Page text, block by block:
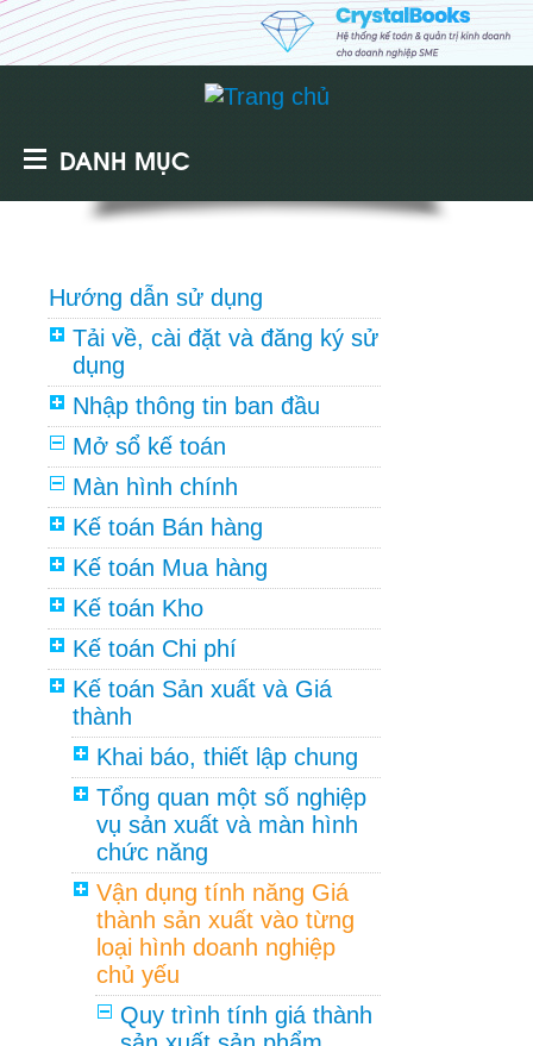
DANH MỤC
Hướng dẫn sử dụng
Tải về, cài đặt và đăng ký sử
dụng
Nhập thông tin ban đầu
Mở sổ kế toán
Màn hình chính
Kế toán Bán hàng
Kế toán Mua hàng
Kế toán Kho
Kế toán Chi phí
Kế toán Sản xuất và Giá
thành
Khai báo, thiết lập chung
Tổng quan một số nghiệp
vụ sản xuất và màn hình
chức năng
Vận dụng tính năng Giá
thành sản xuất vào từng
loại hình doanh nghiệp
chủ yếu
Quy trình tính giá thành